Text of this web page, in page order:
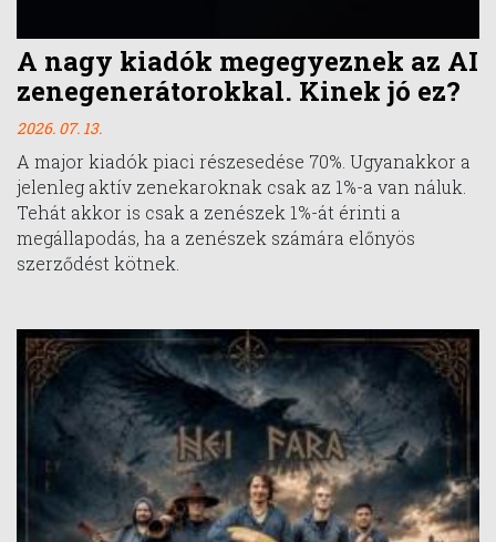
A nagy kiadók megegyeznek az AI
zenegenerátorokkal. Kinek jó ez?
2026. 07. 13.
A major kiadók piaci részesedése 70%. Ugyanakkor a
jelenleg aktív zenekaroknak csak az 1%-a van náluk.
Tehát akkor is csak a zenészek 1%-át érinti a
megállapodás, ha a zenészek számára előnyös
szerződést kötnek.